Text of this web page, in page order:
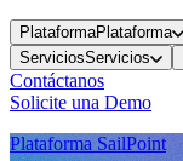
PlataformaPlataforma
ServiciosServicios
Contáctanos
Solicite una Demo
Plataforma SailPoint